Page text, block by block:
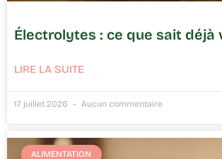
Électrolytes : ce que sait déjà
LIRE LA SUITE
17 juillet 2026 Aucun commentaire
ALIMENTATION